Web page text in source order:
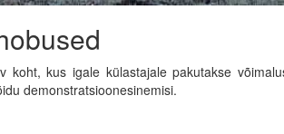
koht, kus igale külastajale pakutakse
demonstratsioonesinemisi.